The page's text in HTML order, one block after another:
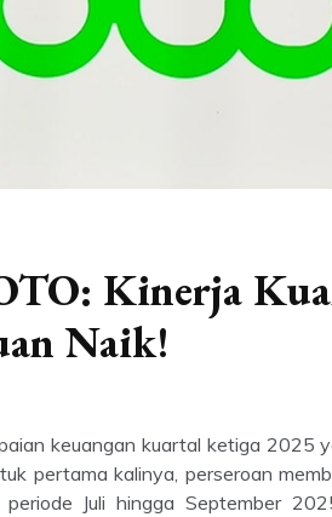
Kinerja
Naik!
keuangan kuartal ketiga 2025
pertama kalinya, perseroan
Juli hingga September